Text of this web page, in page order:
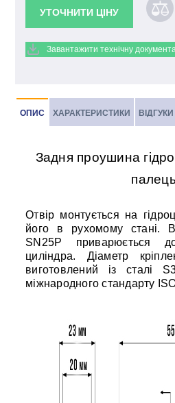
УТОЧНИТИ ЦІНУ
Завантажити технічну
ОПИС ХАРАКТЕРИСТИКИ ВІДГУКИ
Задня проушина
палець
Отвір монтується на
його в рухомому стані.
SN25P приварюється
циліндра. Діаметр
виготовлений із сталі
міжнародного стандарту